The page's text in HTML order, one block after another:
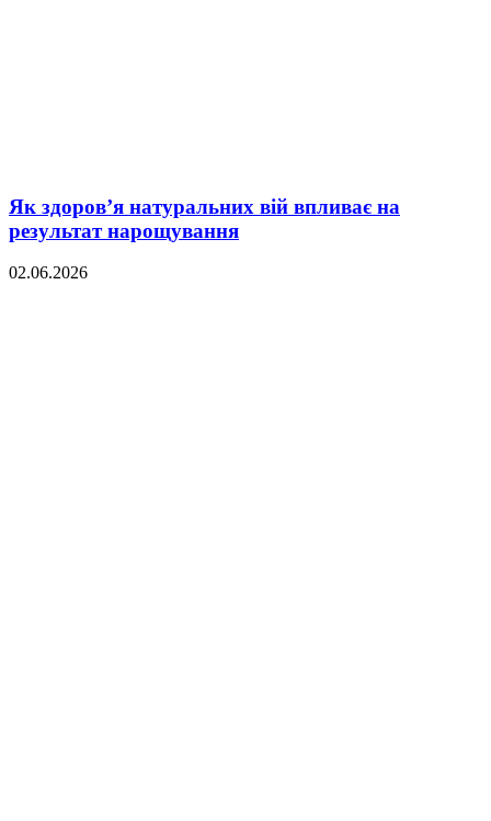
Як здоров’я натуральних вій впливає на
результат нарощування
02.06.2026